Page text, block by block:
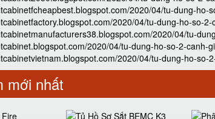
2020/04/tu-dung-ho-
2020/04/tu-dung-ho-so-
2020/04/tu-
2020/04/tu-dung-ho-so-2-canh-
2020/04/tu-dung-ho-so-
mới nhất